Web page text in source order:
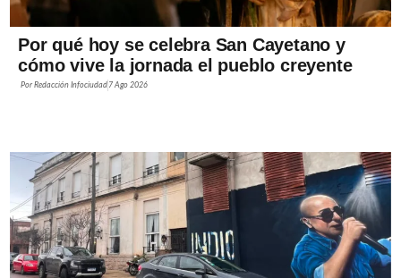
Por qué hoy se celebra San Cayetano y
cómo vive la jornada el pueblo creyente
PorRedacción Infociudad 7 Ago 2026